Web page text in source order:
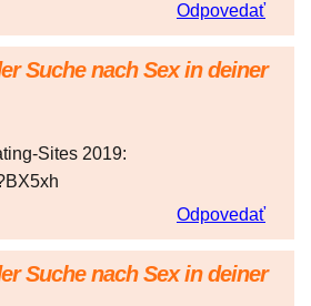
Odpovedať
Suche nach Sex in deiner
Sites 2019:
Odpovedať
Suche nach Sex in deiner